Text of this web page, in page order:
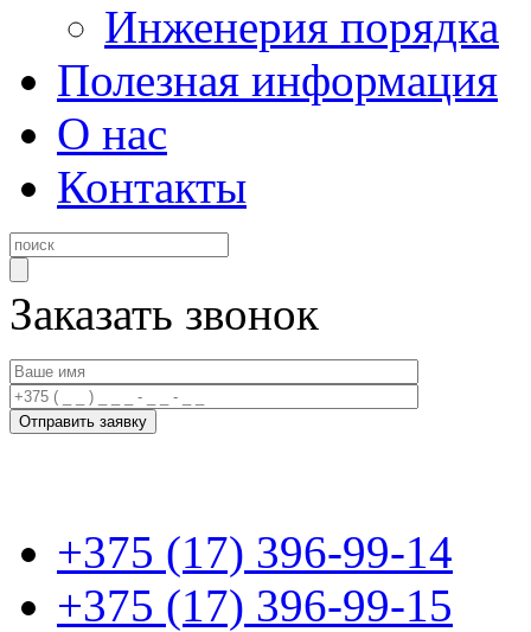
Инженерия порядка
Полезная информация
О нас
Контакты
Заказать звонок
+375 (17) 396-99-14
+375 (17) 396-99-15